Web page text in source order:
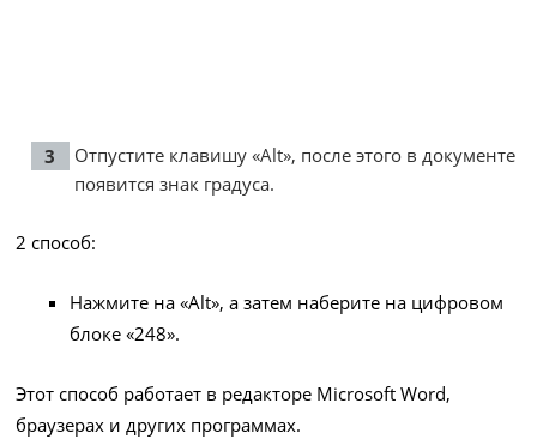
Отпустите клавишу «Alt», после этого в документе
появится знак градуса.
2 способ:
Нажмите на «Alt», а затем наберите на цифровом
блоке «248».
Этот способ работает в редакторе Microsoft Word,
браузерах и других программах.